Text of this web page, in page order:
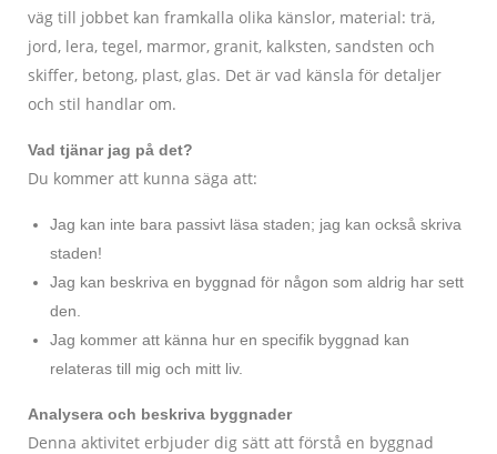
väg till jobbet kan framkalla olika känslor, material: trä,
jord, lera, tegel, marmor, granit, kalksten, sandsten och
skiffer, betong, plast, glas. Det är vad känsla för detaljer
och stil handlar om.
Vad tjänar jag på det?
Du kommer att kunna säga att:
Jag kan inte bara passivt läsa staden; jag kan också skriva
staden!
Jag kan beskriva en byggnad för någon som aldrig har sett
den.
Jag kommer att känna hur en specifik byggnad kan
relateras till mig och mitt liv.
Analysera och beskriva byggnader
Denna aktivitet erbjuder dig sätt att förstå en byggnad